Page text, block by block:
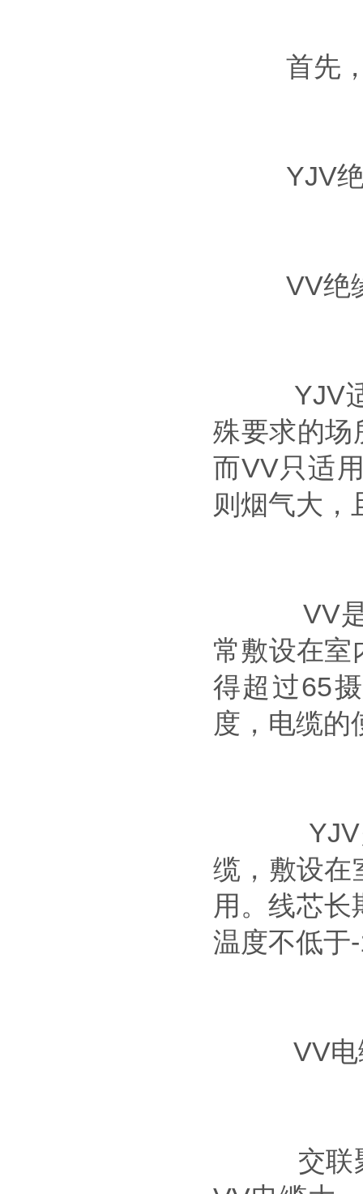
首先，产
YJV绝缘
VV绝缘
YJV适用
殊要求的场
而VV只适
则烟气大，
VV是铜
常敷设在室
得超过65
度，电缆的
YJV是
缆，敷设在
用。线芯长
温度不低于
VV电缆
交联聚乙